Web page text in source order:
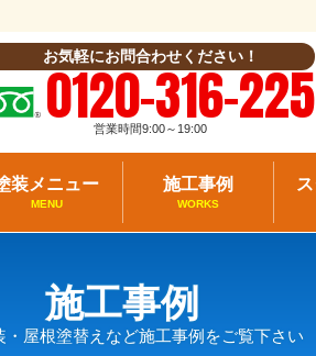
お気軽にお問合わせください！
0120-316-225
営業時間9:00～19:00
装メニュー
MENU
施工事例
WORKS
施工事例
・屋根塗替えなど施工事例をご覧下さい